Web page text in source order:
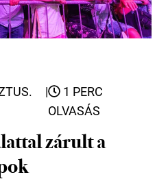
|
1 PERC
OLVASÁS
zárult a